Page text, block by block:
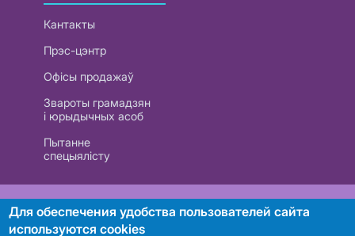
Кантакты
Прэс-цэнтр
Офісы продажаў
Звароты грамадзян
і юрыдычных асоб
Пытанне
спецыялісту
РУП «Белтэлекам». УНП 101007741
Для обеспечения удобства пользователей сайта
используются cookies